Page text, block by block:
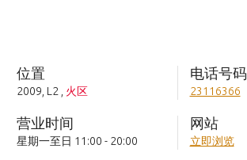
位置
2009, L2 火区
电话号码
23116366
营业时间
星期一至日 11:00 - 20:00
网站
立即浏览